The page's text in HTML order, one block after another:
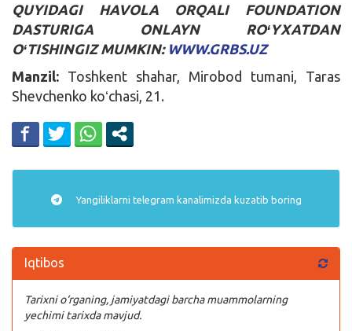
QUYIDAGI HAVOLA ORQALI FOUNDATION
DASTURIGA ONLAYN ROʻYXATDAN
OʻTISHINGIZ MUMKIN: WWW.GRBS.UZ
Manzil: Toshkent shahar, Mirobod tumani, Taras
Shevchenko koʻchasi, 21.
Yangiliklarni telegram kanalimizda kuzatib boring
Iqtibos
Tarixni o‘rganing, jamiyatdagi barcha muammolarning
yechimi tarixda mavjud.